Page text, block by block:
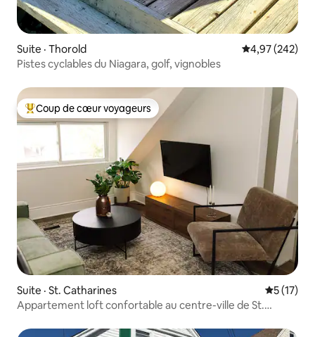
Suite · Thorold Note
4,97 (242)
Pistes cyclables du Niagara, golf, vignobles
Coup de cœur voyageurs parmi les plus aimés
Coup de cœur voyageurs
Suite · St. Catharines Note
5 (17)
Appartement loft confortable au centre-ville de St.